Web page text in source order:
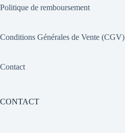
Politique de remboursement
Conditions Générales de Vente (CGV)
Contact
CONTACT